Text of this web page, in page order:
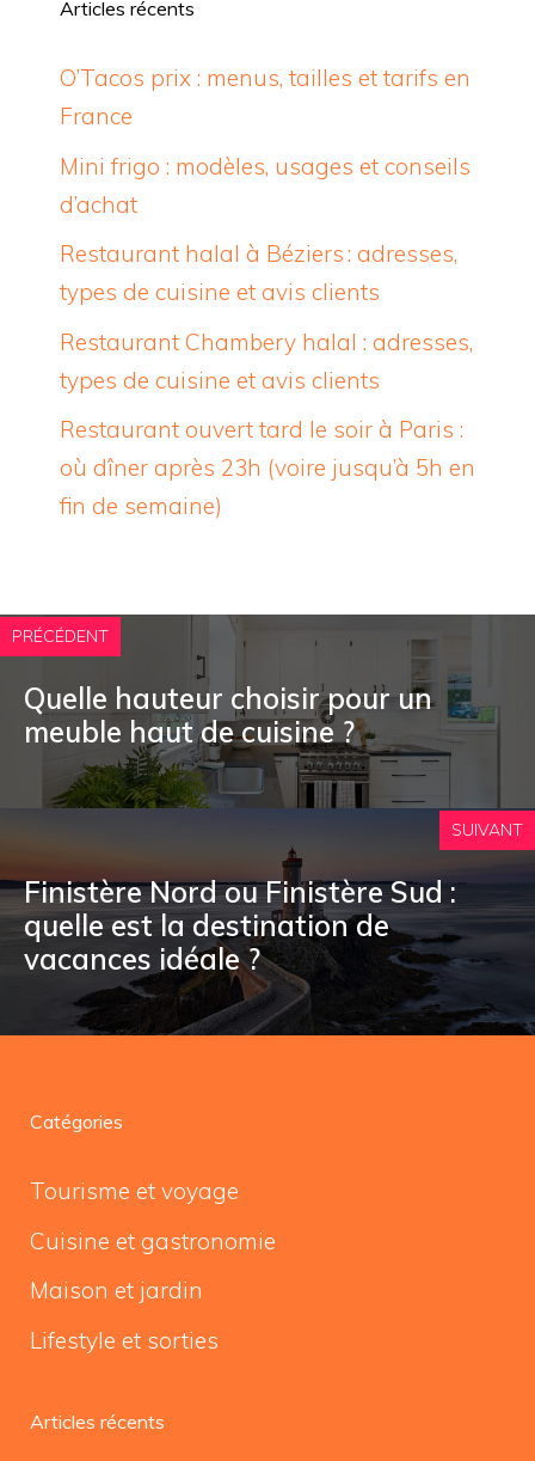
Articles récents
O’Tacos prix : menus, tailles et tarifs en
France
Mini frigo : modèles, usages et conseils
d’achat
Restaurant halal à Béziers : adresses,
types de cuisine et avis clients
Restaurant Chambery halal : adresses,
types de cuisine et avis clients
Restaurant ouvert tard le soir à Paris :
où dîner après 23h (voire jusqu’à 5h en
fin de semaine)
PRÉCÉDENT
Quelle hauteur choisir pour un
meuble haut de cuisine ?
SUIVANT
Finistère Nord ou Finistère Sud :
quelle est la destination de
vacances idéale ?
Catégories
Tourisme et voyage
Cuisine et gastronomie
Maison et jardin
Lifestyle et sorties
Articles récents